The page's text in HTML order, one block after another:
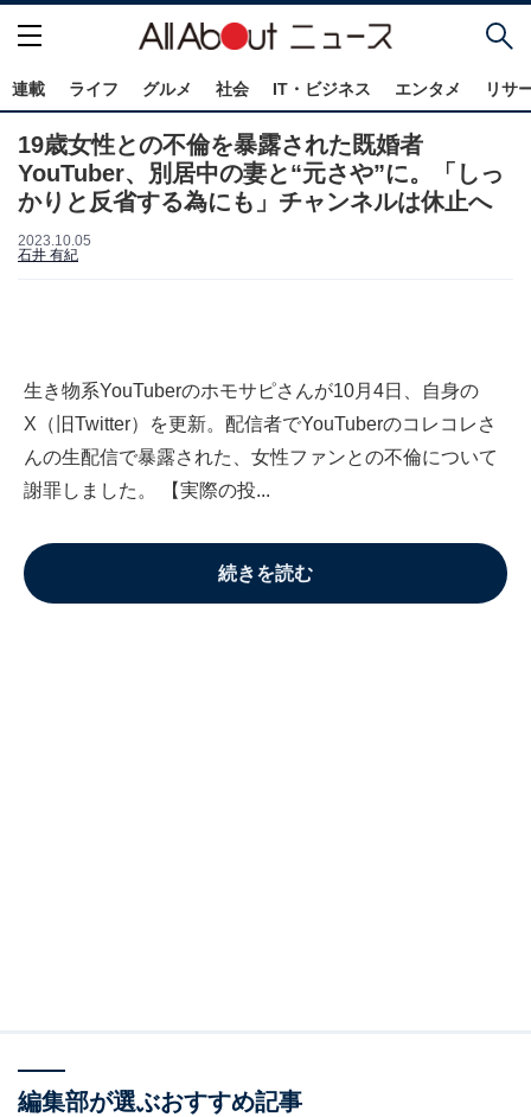
連載 ライフ グルメ 社会 IT・ビジネス エンタメ リサ
19歳女性との不倫を暴露された既婚者
YouTuber、別居中の妻と“元さや”に。「しっ
かりと反省する為にも」チャンネルは休止へ
2023.10.05
石井 有紀
生き物系YouTuberのホモサピさんが10月4日、自身の
X（旧Twitter）を更新。配信者でYouTuberのコレコレさ
んの生配信で暴露された、女性ファンとの不倫について
謝罪しました。 【実際の投...
続きを読む
編集部が選ぶおすすめ記事